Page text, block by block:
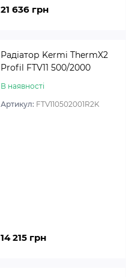
21 636 грн
Радіатор Kermi ThermX2
Profil FTV11 500/2000
В наявності
Артикул: FTV110502001R2K
14 215 грн